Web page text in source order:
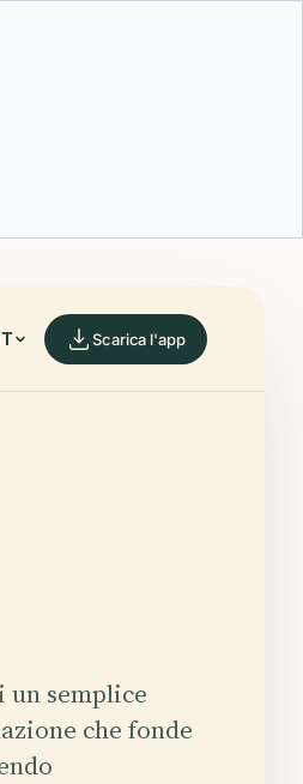
Scarica l'app
un semplice
che fonde